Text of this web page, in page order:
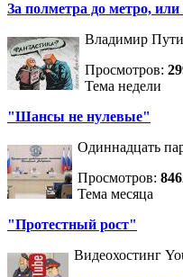
За полметра до метро, или
Владимир
Просмотров:
Тема недели
"Шансы не нулевые"
Одиннадцать
Просмотров:
Тема месяца
"Протестный рост"
Видеохостинг